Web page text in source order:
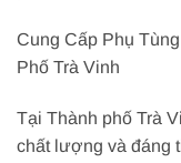
Cung Cấp Phụ
Phố Trà Vinh
Tại Thành phố Trà
chất lượng và đáng